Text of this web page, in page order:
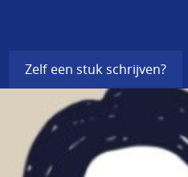
Zelf een stuk schrijven?